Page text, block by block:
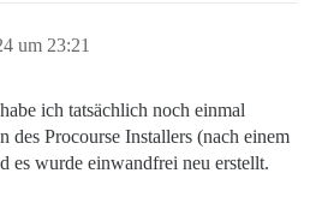
um 23:21
ich tatsächlich noch einmal
des Procourse Installers (nach einem
es wurde einwandfrei neu erstellt.